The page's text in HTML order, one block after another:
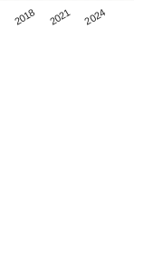
2018 2021 2024